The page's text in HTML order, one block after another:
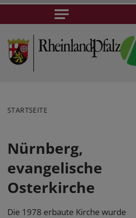
STARTSEITE
Nürnberg,
evangelische
Osterkirche
Die 1978 erbaute Kirche wurde